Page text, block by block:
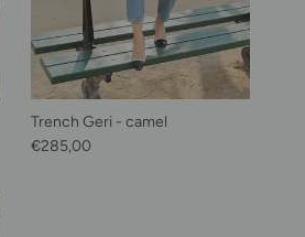
Trench Geri - camel
Prix habituel
€285,00